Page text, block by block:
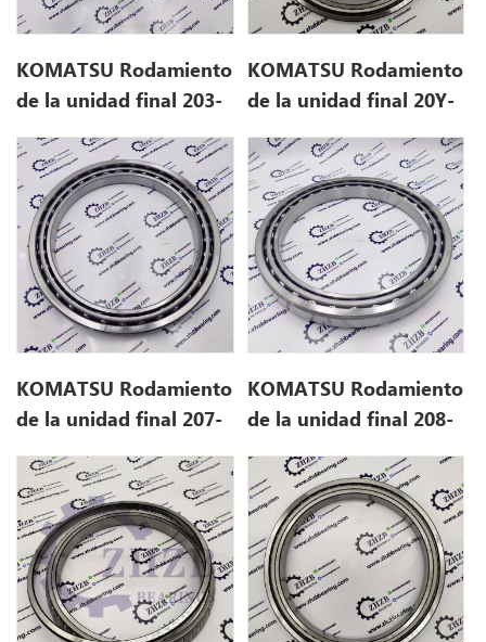
KOMATSU Rodamiento
de la unidad final 203-
KOMATSU Rodamiento
de la unidad final 20Y-
KOMATSU Rodamiento
de la unidad final 207-
KOMATSU Rodamiento
de la unidad final 208-